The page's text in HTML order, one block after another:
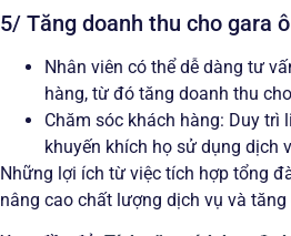
5/ Tăng doanh thu cho gara
Nhân viên có thể dễ dàng tư
hàng, từ đó tăng doanh thu
Chăm sóc khách hàng: Duy
khuyến khích họ sử dụng dịch
Những lợi ích từ việc tích hợp tổng
nâng cao chất lượng dịch vụ và